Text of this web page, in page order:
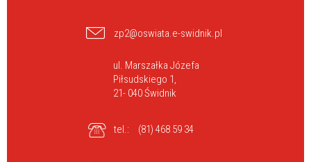
zp2@oswiata.e-swidnik.pl
ul. Marszałka Józefa
Piłsudskiego 1,
21- 040 Świdnik
tel.: (81) 468 59 34